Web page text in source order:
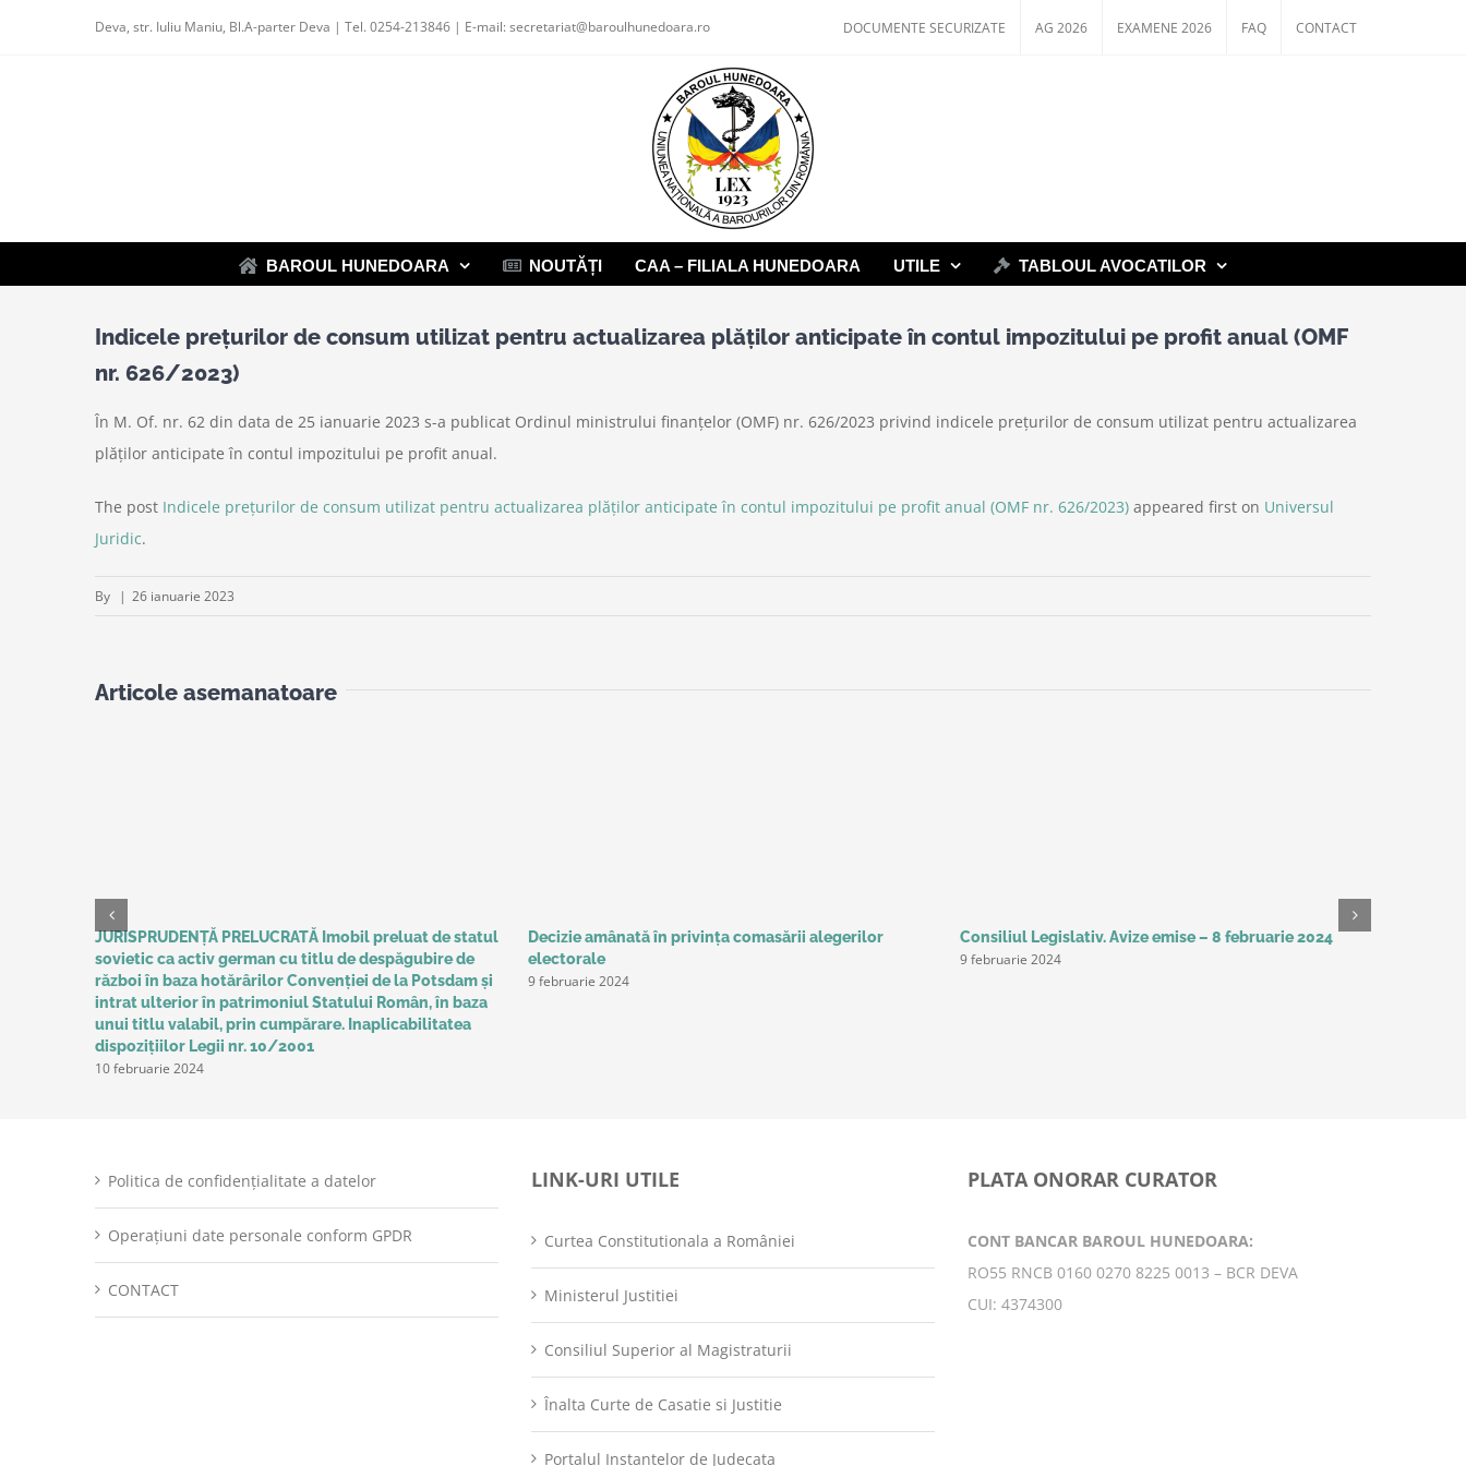
Deva, str. Iuliu Maniu, Bl.A-parter Deva | Tel. 0254-213846 | E-mail: secretariat@baroulhunedoara.ro DOCUMENTE SECURIZATE AG 2026 EXAMENE 2026 FAQ CONTACT
BAROUL HUNEDOARA NOUTĂȚI CAA – FILIALA HUNEDOARA UTILE TABLOUL AVOCATILOR
Indicele preţurilor de consum utilizat pentru actualizarea plăţilor anticipate în contul impozitului pe profit anual (OMF
nr. 626/2023)
În M. Of. nr. 62 din data de 25 ianuarie 2023 s-a publicat Ordinul ministrului finanțelor (OMF) nr. 626/2023 privind indicele preţurilor de consum utilizat pentru actualizarea
plăţilor anticipate în contul impozitului pe profit anual.
The post Indicele preţurilor de consum utilizat pentru actualizarea plăţilor anticipate în contul impozitului pe profit anual (OMF nr. 626/2023) appeared first on Universul
Juridic.
By | 26 ianuarie 2023
Articole asemanatoare
JURISPRUDENȚĂ PRELUCRATĂ Imobil preluat de statul
sovietic ca activ german cu titlu de despăgubire de
război în baza hotărârilor Convenţiei de la Potsdam și
intrat ulterior în patrimoniul Statului Român, în baza
unui titlu valabil, prin cumpărare. Inaplicabilitatea
dispozițiilor Legii nr. 10/2001
10 februarie 2024
Decizie amânată în privinţa comasării alegerilor
electorale
9 februarie 2024
Consiliul Legislativ. Avize emise – 8 februarie 2024
9 februarie 2024
Politica de confidențialitate a datelor
Operațiuni date personale conform GPDR
CONTACT
LINK-URI UTILE
Curtea Constitutionala a României
Ministerul Justitiei
Consiliul Superior al Magistraturii
Înalta Curte de Casatie si Justitie
Portalul Instantelor de Judecata
PLATA ONORAR CURATOR
CONT BANCAR BAROUL HUNEDOARA:
RO55 RNCB 0160 0270 8225 0013 – BCR DEVA
CUI: 4374300